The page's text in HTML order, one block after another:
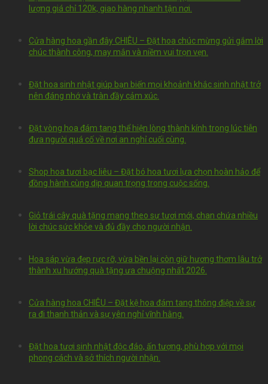
lượng giá chỉ 120k, giao hàng nhanh tận nơi.
Cửa hàng hoa gần đây CHIÊU – Đặt hoa chúc mừng gửi gắm lời
chúc thành công, may mắn và niềm vui trọn vẹn.
Đặt hoa sinh nhật giúp bạn biến mọi khoảnh khắc sinh nhật trở
nên đáng nhớ và tràn đầy cảm xúc.
Đặt vòng hoa đám tang thể hiện lòng thành kính trong lúc tiễn
đưa người quá cố về nơi an nghỉ cuối cùng.
Shop hoa tươi bạc liêu – Đặt bó hoa tươi lựa chọn hoàn hảo để
đồng hành cùng dịp quan trọng trong cuộc sống.
Giỏ trái cây quà tặng mang theo sự tươi mới, chan chứa nhiều
lời chúc sức khỏe và đủ đầy cho người nhận.
Hoa sáp vừa đẹp rực rỡ, vừa bền lại còn giữ hương thơm lâu trở
thành xu hướng quà tặng ưa chuộng nhất 2026.
Cửa hàng hoa CHIÊU – Đặt kệ hoa đám tang thông điệp về sự
ra đi thanh thản và sự yên nghỉ vĩnh hằng.
Đặt hoa tươi sinh nhật độc đáo, ấn tượng, phù hợp với mọi
phong cách và sở thích người nhận.